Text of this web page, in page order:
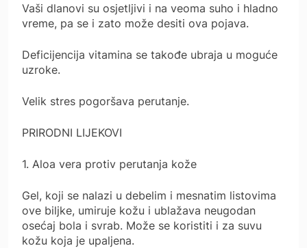
Vaši dlanovi su osjetljivi i na veoma suho i hladno
vreme, pa se i zato može desiti ova pojava.
Deficijencija vitamina se takođe ubraja u moguće
uzroke.
Velik stres pogoršava perutanje.
PRIRODNI LIJEKOVI
1. Aloa vera protiv perutanja kože
Gel, koji se nalazi u debelim i mesnatim listovima
ove biljke, umiruje kožu i ublažava neugodan
osećaj bola i svrab. Može se koristiti i za suvu
kožu koja je upaljena.